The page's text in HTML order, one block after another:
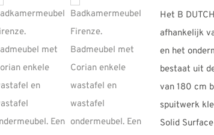
Het B
afhankelijk
en het
bestaat uit
van 180 cm
spuitwerk
Solid